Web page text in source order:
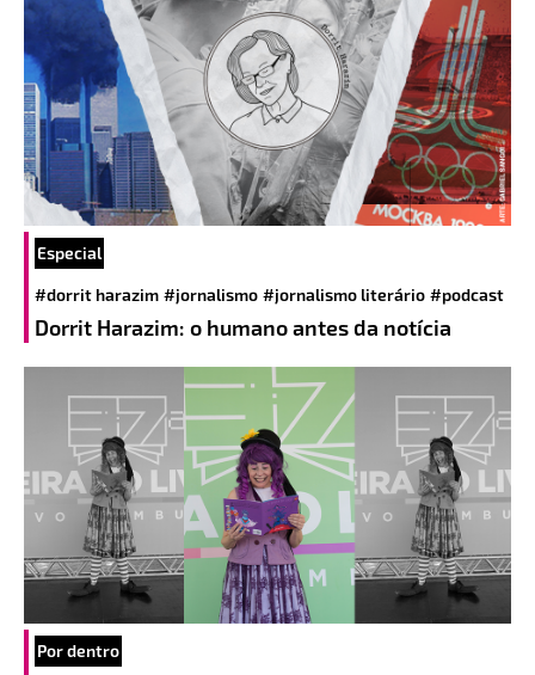
Especial
#dorrit harazim #jornalismo #jornalismo literário #podcast
Dorrit Harazim: o humano antes da notícia
Por dentro